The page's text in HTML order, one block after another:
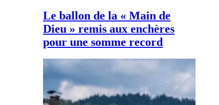
Le ballon de la « Main de
Dieu » remis aux enchères
pour une somme record